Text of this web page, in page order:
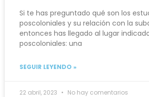
Si te has preguntado qué son los
poscoloniales y su relación con la
entonces has llegado al lugar
poscoloniales: una
SEGUIR LEYENDO »
22 abril, 2023 No hay comentarios